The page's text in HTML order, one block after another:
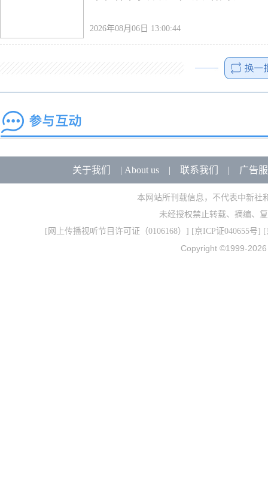
2026年08月06日 13:00:44
关于我们 | About us| 联系我们 | 广告
本网站所刊载信息，不代表中新社
未经授权禁止转载、摘编、
[ 网上传播视听节目许可证（0106168） ] [京ICP证040655号] [
Copyright ©1999-